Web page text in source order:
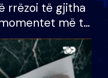
rrëzoi të gjitha
më të
BB VIP: Do më
kur…